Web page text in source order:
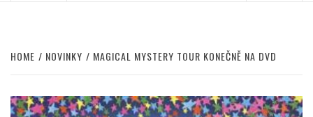
HOME NOVINKY MAGICAL MYSTERY TOUR KONEČNĚ NA DVD